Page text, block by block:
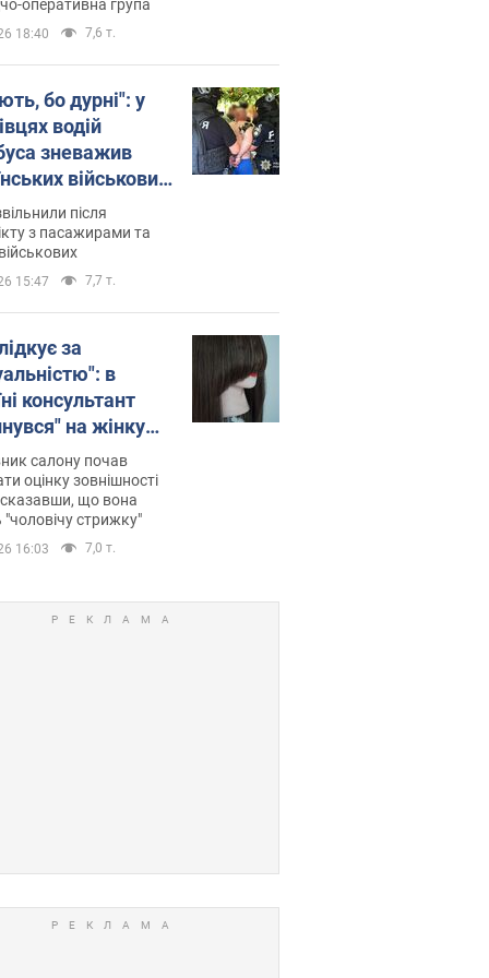
оперативна група
18:40 7,6 т.
бо дурні": у
водій
зневажив
військових
Відео
після
з пасажирами та
15:47 7,7 т.
за
в
консультант
на жінку
скандал.
салону почав
оцінку зовнішності
що вона
"чоловічу стрижку"
16:03 7,0 т.